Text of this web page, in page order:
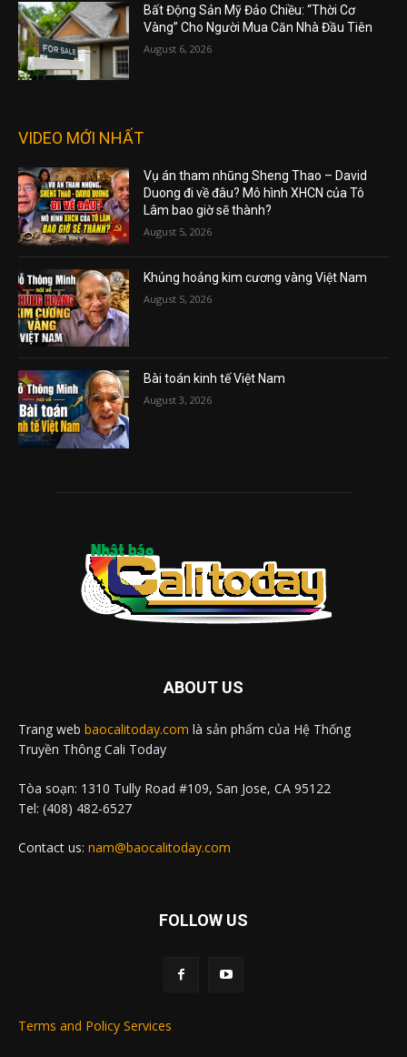
Bất Động Sản Mỹ Đảo Chiều: “Thời Cơ
Vàng” Cho Người Mua Căn Nhà Đầu Tiên
August 6, 2026
VIDEO MỚI NHẤT
Vụ án tham nhũng Sheng Thao – David
Duong đi về đâu? Mô hình XHCN của Tô
Lâm bao giờ sẽ thành?
August 5, 2026
Khủng hoảng kim cương vàng Việt Nam
August 5, 2026
Bài toán kinh tế Việt Nam
August 3, 2026
ABOUT US
Trang web baocalitoday.com là sản phẩm của Hệ Thống
Truyền Thông Cali Today
Tòa soạn: 1310 Tully Road #109, San Jose, CA 95122
Tel: (408) 482-6527
Contact us: nam@baocalitoday.com
FOLLOW US
Terms and Policy Services